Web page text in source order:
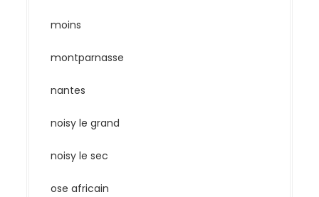
moins
montparnasse
nantes
noisy le grand
noisy le sec
ose africain